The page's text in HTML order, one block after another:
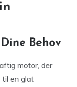
Behov
motor, der
til en glat